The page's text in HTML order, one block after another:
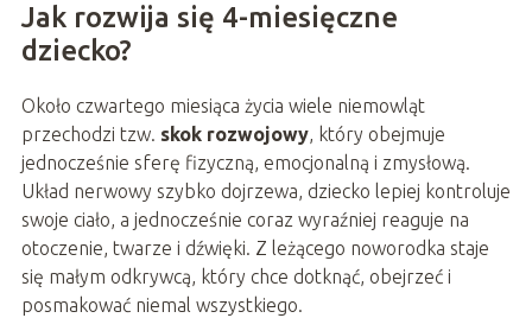
Jak rozwija się 4-miesięczne
dziecko?
Około czwartego miesiąca życia wiele niemowląt
przechodzi tzw. skok rozwojowy, który obejmuje
jednocześnie sferę fizyczną, emocjonalną i zmysłową.
Układ nerwowy szybko dojrzewa, dziecko lepiej kontroluje
swoje ciało, a jednocześnie coraz wyraźniej reaguje na
otoczenie, twarze i dźwięki. Z leżącego noworodka staje
się małym odkrywcą, który chce dotknąć, obejrzeć i
posmakować niemal wszystkiego.